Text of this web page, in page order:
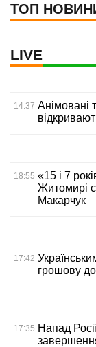
ТОП
LIVE
14:37 Анімовані
18:55 «15 і 7
Житомирі
Макарчук
17:42
грошову
17:35 Напад